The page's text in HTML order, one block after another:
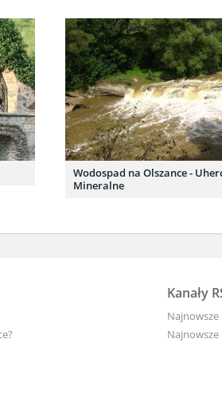
Wodospad na Olszance -
Mineralne
Kanały
Najnowsze
Najnowsze